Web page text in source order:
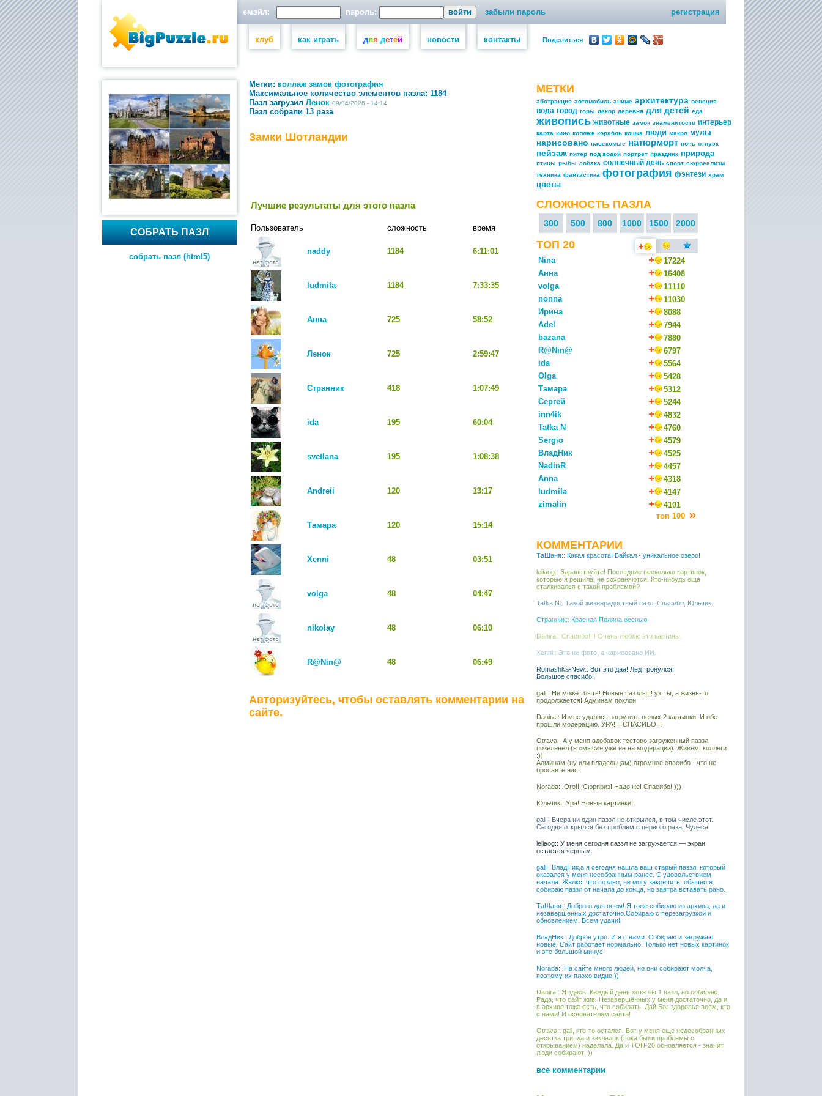
емэйл: пароль: забыли пароль регистрация
клуб как играть для детей новости контакты Поделиться
СОБРАТЬ ПАЗЛ
собрать пазл (html5)
Метки: коллаж замок фотография
Максимальное количество элементов пазла: 1184
Пазл загрузил Ленок 09/04/2026 - 14:14
Пазл собрали 13 раза
Замки Шотландии
Лучшие результаты для этого пазла
Пользователь сложность время
naddy 1184 6:11:01
ludmila 1184 7:33:35
Анна 725 58:52
Ленок 725 2:59:47
Странник 418 1:07:49
ida 195 60:04
svetlana 195 1:08:38
Andreii 120 13:17
Тамара 120 15:14
Xenni 48 03:51
volga 48 04:47
nikolay 48 06:10
R@Nin@ 48 06:49
Авторизуйтесь, чтобы оставлять комментарии на
сайте.
МЕТКИ
абстракция автомобиль аниме архитектура венеция
вода город горы декор деревня для детей еда
живопись животные замок знаменитости интерьер
карта кино коллаж корабль кошка люди макро мульт
нарисовано насекомые натюрморт ночь отпуск
пейзаж питер под водой портрет праздник природа
птицы рыбы собака солнечный день спорт сюрреализм
техника фантастика фотография фэнтези храм
цветы
СЛОЖНОСТЬ ПАЗЛА
300 500 800 1000 1500 2000
ТОП 20
Nina
17224
Анна
16408
volga
11110
nonna
11030
Ирина
8088
Adel
7944
bazana
7880
R@Nin@
6797
ida
5564
Olga
5428
Тамара
5312
Сергей
5244
inn4ik
4832
Tatka N
4760
Sergio
4579
ВладНик
4525
NadinR
4457
Anna
4318
ludmila
4147
zimalin
4101
топ 100
КОММЕНТАРИИ
ТаШаня:: Какая красота! Байкал - уникальное озеро!
leliaog:: Здравствуйте! Последние несколько картинок,
которые я решила, не сохраняются. Кто-нибудь еще
сталкивался с такой проблемой?
Tatka N:: Такой жизнерадостный пазл. Спасибо, Юльчик.
Странник:: Красная Поляна осенью
Danira:: Спасибо!!!! Очень люблю эти картины.
Xenni:: Это не фото, а нарисовано ИИ.
Romashka-New:: Вот это даа! Лед тронулся!
Большое спасибо!
gall:: Не может быть! Новые паззлы!!! ух ты, а жизнь-то
продолжается! Админам поклон
Danira:: И мне удалось загрузить целых 2 картинки. И обе
прошли модерацию. УРА!!!! СПАСИБО!!!
Otrava:: А у меня вдобавок тестово загруженный паззл
позеленел (в смысле уже не на модерации). Живём, коллеги
:))
Админам (ну или владельцам) огромное спасибо - что не
бросаете нас!
Norada:: Ого!!! Сюрприз! Надо же! Спасибо! )))
Юльчик:: Ура! Новые картинки!!
gall:: Вчера ни один паззл не открылся, в том числе этот.
Сегодня открылся без проблем с первого раза. Чудеса
leliaog:: У меня сегодня паззл не загружается — экран
остается черным.
gall:: ВладНик,а я сегодня нашла ваш старый паззл, который
оказался у меня несобранным ранее. С удовольствием
начала. Жалко, что поздно, не могу закончить, обычно я
собираю паззл от начала до конца, но завтра вставать рано.
ТаШаня:: Доброго дня всем! Я тоже собираю из архива, да и
незавершённых достаточно.Собираю с перезагрузкой и
обновлением. Всем удачи!
ВладНик:: Доброе утро. И я с вами. Собираю и загружаю
новые. Сайт работает нормально. Только нет новых картинок
и это большой минус.
Norada:: На сайте много людей, но они собирают молча,
поэтому их плохо видно ))
Danira:: Я здесь. Каждый день хотя бы 1 пазл, но собираю.
Рада, что сайт жив. Незавершённых у меня достаточно, да и
в архиве тоже есть, что собирать. Дай Бог здоровья всем, кто
с нами! И основателям сайта!
Otrava:: gall, кто-то остался. Вот у меня еще недособранных
десятка три, да и закладок (пока были проблемы с
открыванием) наделала. Да и ТОП-20 обновляется - значит,
люди собирают :))
все комментарии